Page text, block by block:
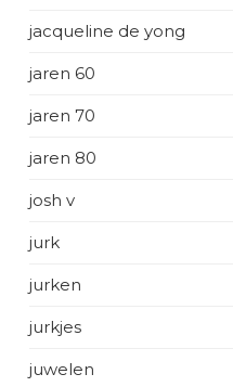
jacqueline de yong
jaren 60
jaren 70
jaren 80
josh v
jurk
jurken
jurkjes
juwelen